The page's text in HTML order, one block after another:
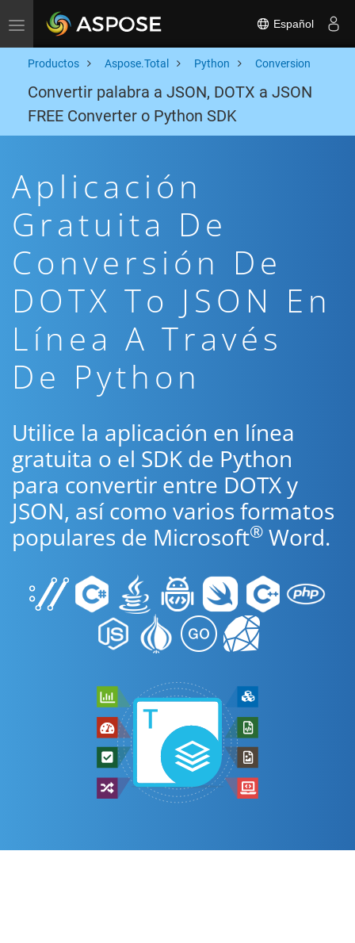
Toggle navigation Español
Productos Aspose.Total Python Conversion
Convertir palabra a JSON, DOTX a JSON
FREE Converter o Python SDK
Aplicación
Gratuita De
Conversión De
DOTX To JSON En
Línea A Través
De Python
Utilice la aplicación en línea
gratuita o el SDK de Python
para convertir entre DOTX y
JSON, así como varios formatos
populares de Microsoft® Word.